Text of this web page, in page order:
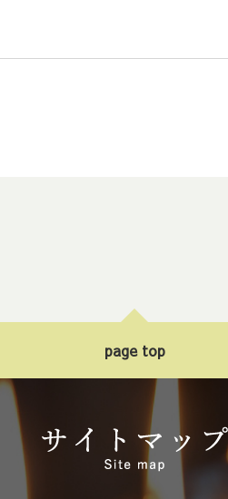
page top